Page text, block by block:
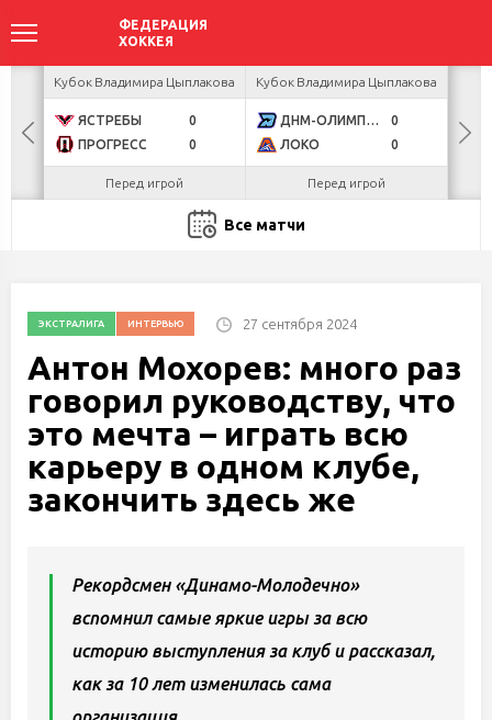
Кубок Владимира Цыплакова
ЯСТРЕБЫ
0
ПРОГРЕСС
0
Перед игрой
Кубок Владимира Цыплакова
ДНМ-ОЛИМПИК
0
ЛОКО
0
Перед игрой
Все матчи
ЭКСТРАЛИГА ИНТЕРВЬЮ 27 сентября 2024
Антон Мохорев: много раз
говорил руководству, что
это мечта – играть всю
карьеру в одном клубе,
закончить здесь же
Рекордсмен «Динамо-Молодечно»
вспомнил самые яркие игры за всю
историю выступления за клуб и рассказал,
как за 10 лет изменилась сама